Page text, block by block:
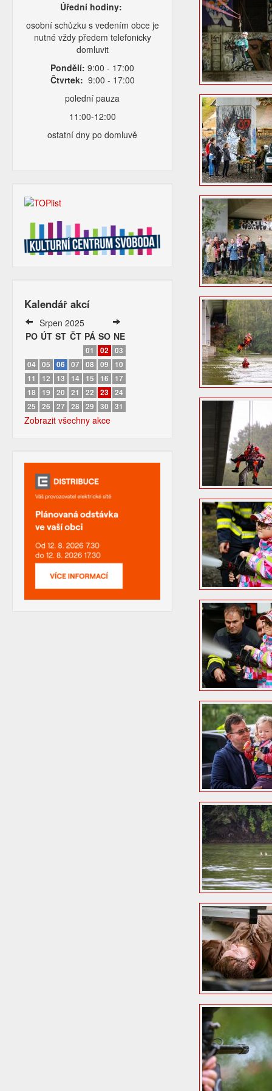
Úřední hodiny:
osobní schůzku s vedením obce je
nutné vždy předem telefonicky
domluvit
Pondělí: 9:00 - 17:00
Čtvrtek: 9:00 - 17:00
polední pauza
11:00-12:00
ostatní dny po domluvě
Kalendář akcí
Srpen 2025
PO ÚT ST ČT PÁ SO NE
01 02
03
04
05 06 07 08 09
10
11
12 13 14 15 16
17
18
19 20 21 22 23
24
25
26 27 28 29 30 31
Zobrazit všechny akce